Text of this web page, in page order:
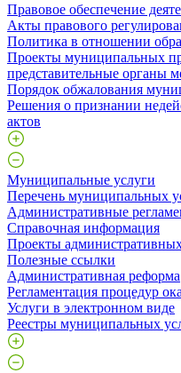
Правовое обеспечение
Акты правового
Политика в отношении
Проекты муниципальных
представительные органы
Порядок обжалования
Решения о признании
актов
Муниципальные услуги
Перечень муниципальных
Административные
Справочная информация
Проекты
Полезные ссылки
Административная реформа
Регламентация процедур
Услуги в электронном виде
Реестры муниципальных